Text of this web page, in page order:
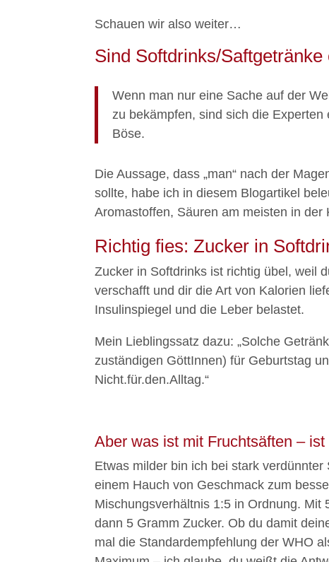
Schauen wir also weiter…
Sind Softdrinks/
Wenn man nur eine Sache auf der
zu bekämpfen, sind sich die
Böse.
Die Aussage, dass „man“ nach der
sollte, habe ich in diesem Blogartikel
Aromastoffen, Säuren am meisten in
Richtig fies: Zucker in
Zucker in Softdrinks ist richtig übel, weil
verschafft und dir die Art von Kalorien
Insulinspiegel und die Leber belastet.
Mein Lieblingssatz dazu: „Solche
zuständigen GöttInnen) für Geburtstag
Nicht.für.den.Alltag.“
Aber was ist mit Fruchtsäften –
Etwas milder bin ich bei stark
einem Hauch von Geschmack zum
Mischungsverhältnis 1:5 in Ordnung.
dann 5 Gramm Zucker. Ob du damit
mal die Standardempfehlung der WHO